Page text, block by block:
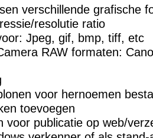
verschillende grafische
resolutie ratio
Jpeg, gif, bmp, tiff, etc
RAW formaten:
voor hernoemen
toevoegen
voor publicatie op web/